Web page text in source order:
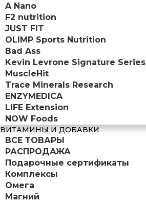
A Nano
F2 nutrition
JUST FIT
OLIMP Sports Nutrition
Bad Ass
Kevin Levrone Signature Series
MuscleHit
Trace Minerals Research
ENZYMEDICA
LIFE Extension
NOW Foods
ВИТАМИНЫ И ДОБАВКИ
ВСЕ ТОВАРЫ
РАСПРОДАЖА
Подарочные сертификаты
Комплексы
Омега
Магний